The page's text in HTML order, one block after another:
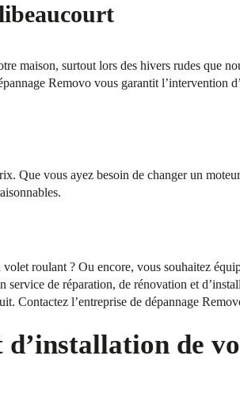
maison, surtout lors des hivers rudes que
Removo vous garantit l’intervention
Que vous ayez besoin de changer un
roulant ? Ou encore, vous souhaitez
de réparation, de rénovation et
Contactez l’entreprise de dépannage
de